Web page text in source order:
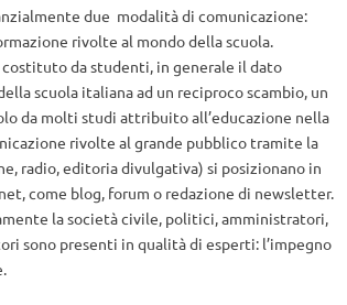
due modalità di comunicazione:
rivolte al mondo della scuola.
da studenti, in generale il dato
scuola italiana ad un reciproco scambio, un
da molti studi attribuito all’educazione nella
rivolte al grande pubblico tramite la
radio, editoria divulgativa) si posizionano in
come blog, forum o redazione di newsletter.
la società civile, politici, amministratori,
sono presenti in qualità di esperti: l’impegno